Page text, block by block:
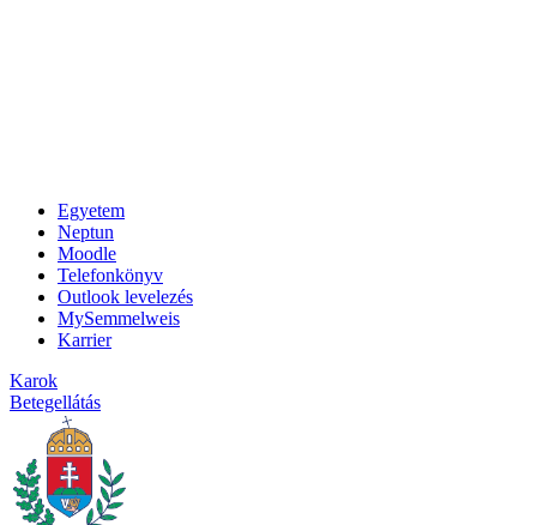
Egyetem
Neptun
Moodle
Telefonkönyv
Outlook levelezés
MySemmelweis
Karrier
Karok
Betegellátás